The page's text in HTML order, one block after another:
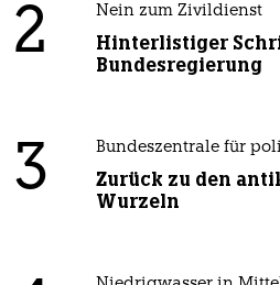
2 Nein zum Zivildienst
Hinterlistiger
Bundesregierung
3 Bundeszentrale für
Zurück zu den
Wurzeln